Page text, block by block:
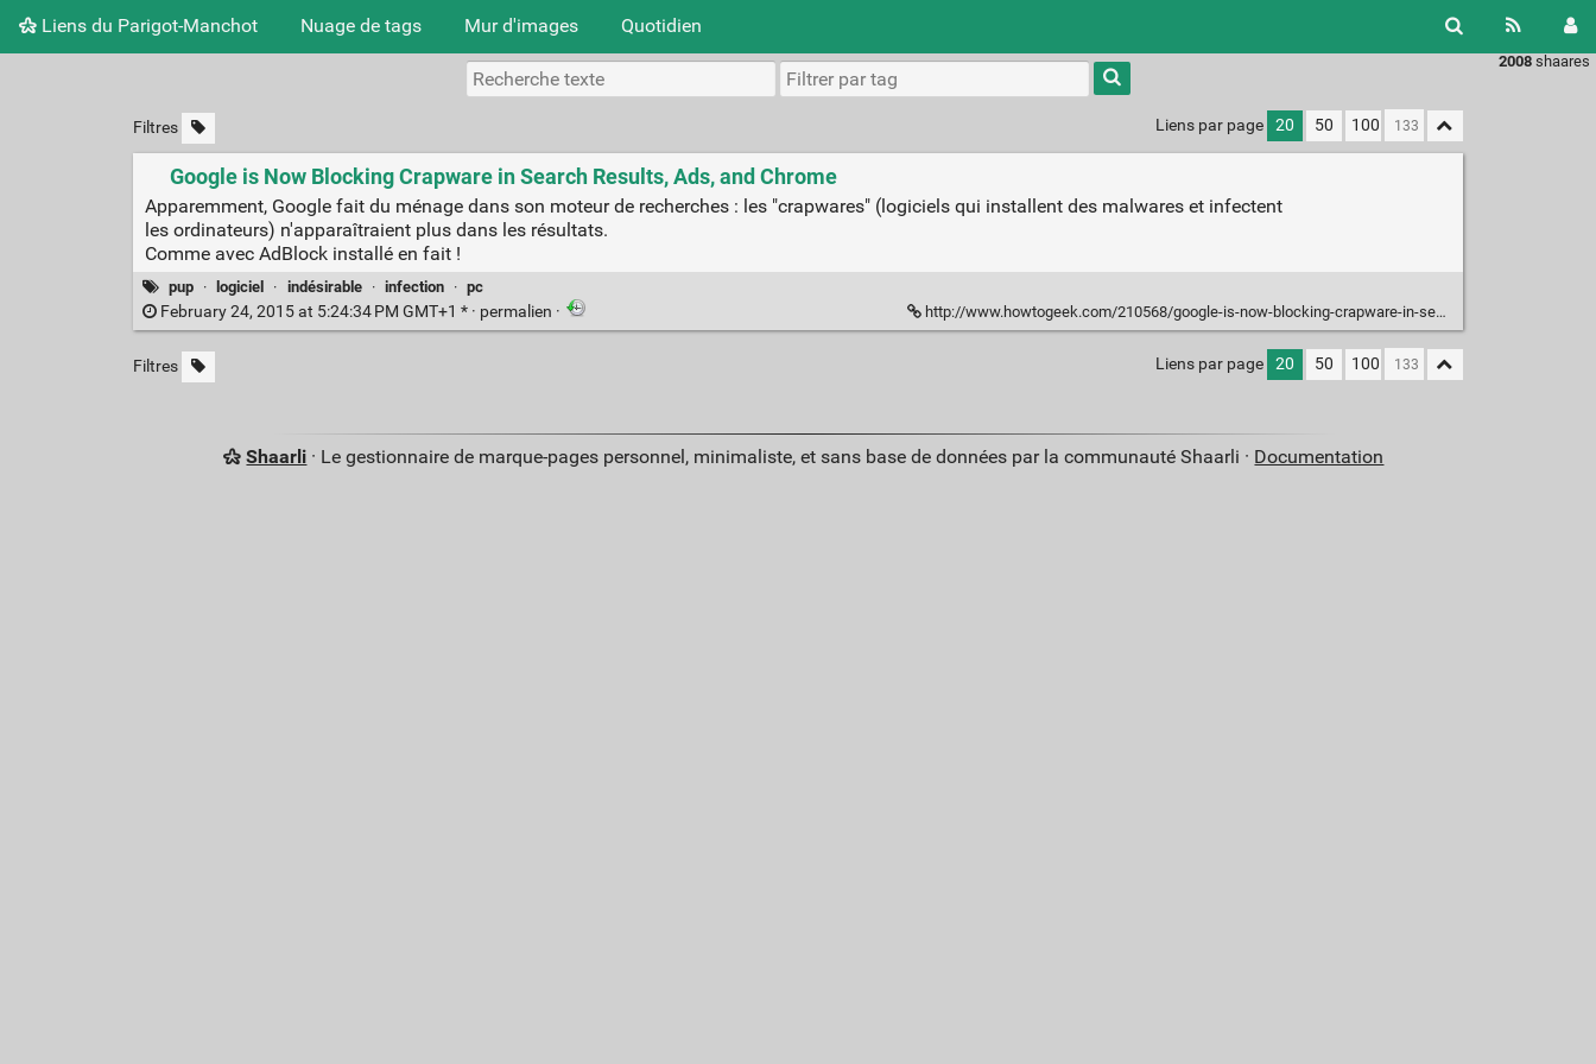
Liens du Parigot-Manchot Nuage de tags Mur d'images Quotidien
2008 shaares
Filtres Liens par page 20 50 100
Google is Now Blocking Crapware in Search Results, Ads, and Chrome
Apparemment, Google fait du ménage dans son moteur de recherches : les "crapwares" (logiciels qui installent des malwares et infectent
les ordinateurs) n'apparaîtraient plus dans les résultats.
Comme avec AdBlock installé en fait !
pup · logiciel · indésirable · infection · pc
February 24, 2015 at 5:24:34 PM GMT+1 * · permalien · http://www.howtogeek.com/210568/google-is-now-blocking-crapware-in-search-results-ads-and-chrome/
Filtres Liens par page 20 50 100
Shaarli · Le gestionnaire de marque-pages personnel, minimaliste, et sans base de données par la communauté Shaarli · Documentation